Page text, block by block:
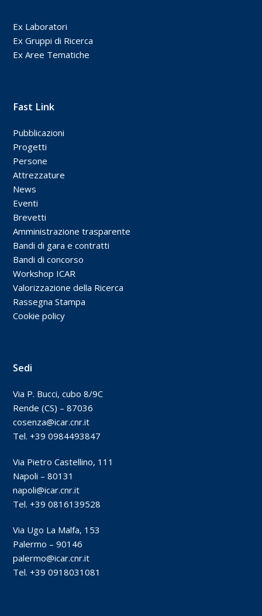
Ex Laboratori
Ex Gruppi di Ricerca
Ex Aree Tematiche
Fast Link
Pubblicazioni
Progetti
Persone
Attrezzature
News
Eventi
Brevetti
Amministrazione trasparente
Bandi di gara e contratti
Bandi di concorso
Workshop ICAR
Valorizzazione della Ricerca
Rassegna Stampa
Cookie policy
Sedi
Via P. Bucci, cubo 8/9C
Rende (CS) – 87036
cosenza@icar.cnr.it
Tel. +39 0984493847
Via Pietro Castellino, 111
Napoli – 80131
napoli@icar.cnr.it
Tel. +39 0816139528
Via Ugo La Malfa, 153
Palermo – 90146
palermo@icar.cnr.it
Tel. +39 0918031081